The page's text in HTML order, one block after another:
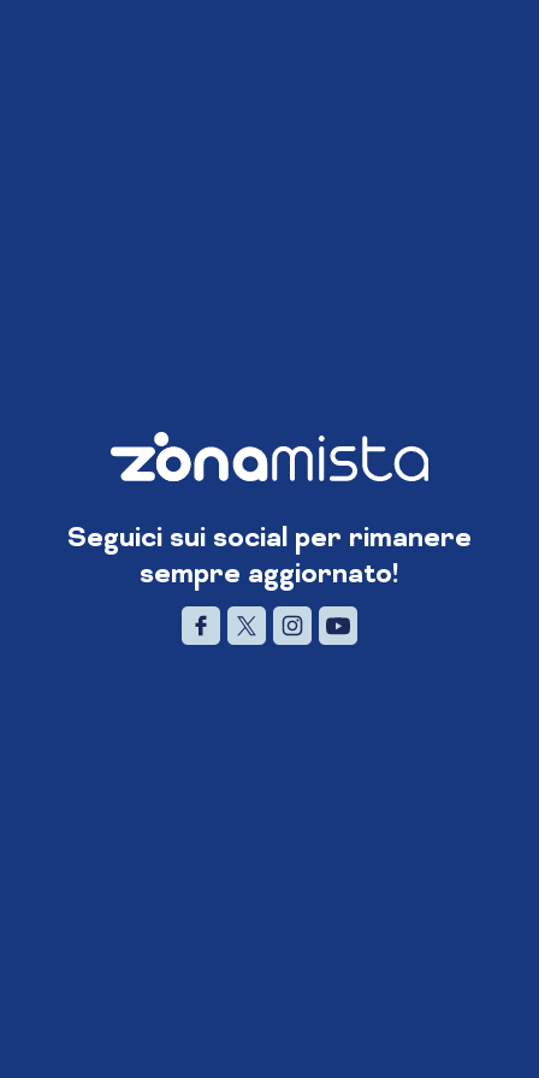
Seguici sui social per rimanere
sempre aggiornato!